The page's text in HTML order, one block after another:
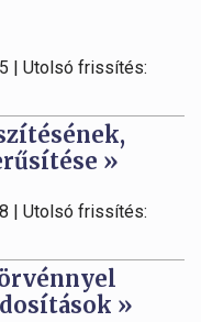
| Utolsó frissítés:
»
| Utolsó frissítés:
»